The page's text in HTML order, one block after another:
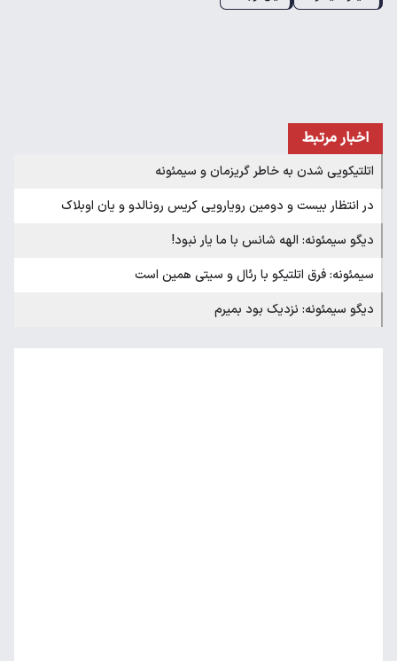
اخبار مرتبط
اتلتیکویی شدن به خاطر گریزمان و سیمئونه
در انتظار بیست و دومین رویارویی کریس رونالدو و یان اوبلاک
دیگو سیمئونه: الهه شانس با ما یار نبود!
سیمئونه: فرق اتلتیکو با رئال و سیتی همین است
دیگو سیمئونه: نزدیک بود بمیرم